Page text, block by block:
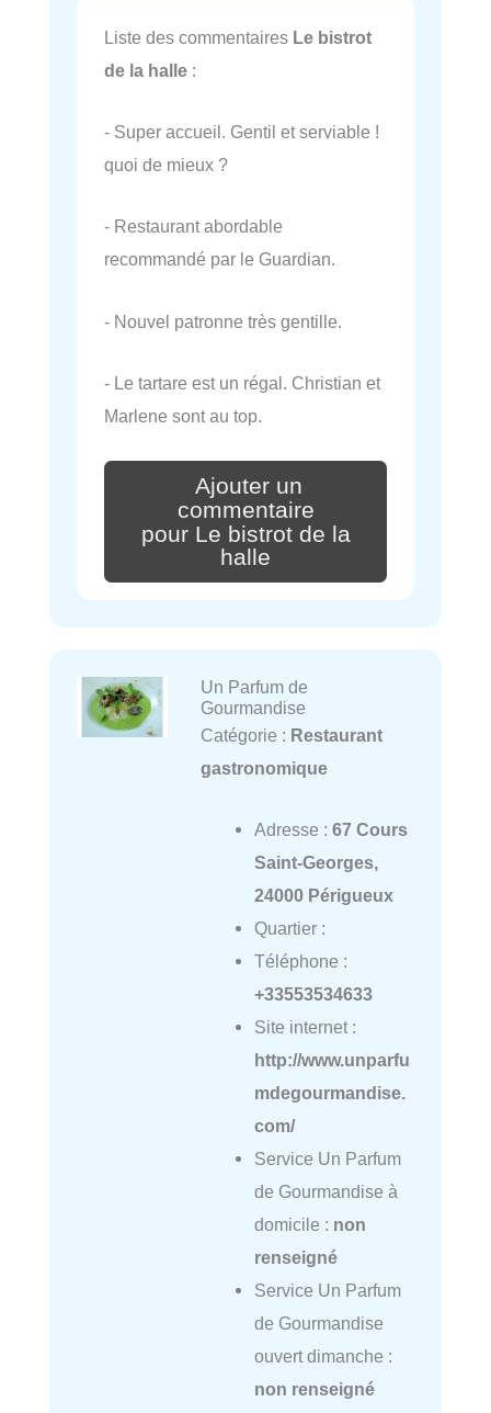
Liste des commentaires Le bistrot
de la halle :
- Super accueil. Gentil et serviable !
quoi de mieux ?
- Restaurant abordable
recommandé par le Guardian.
- Nouvel patronne très gentille.
- Le tartare est un régal. Christian et
Marlene sont au top.
Ajouter un
commentaire
pour Le bistrot de la
halle
Un Parfum de
Gourmandise
Catégorie : Restaurant
gastronomique
Adresse : 67 Cours
Saint-Georges,
24000 Périgueux
Quartier :
Téléphone :
+33553534633
Site internet :
http://www.unparfu
mdegourmandise.
com/
Service Un Parfum
de Gourmandise à
domicile : non
renseigné
Service Un Parfum
de Gourmandise
ouvert dimanche :
non renseigné